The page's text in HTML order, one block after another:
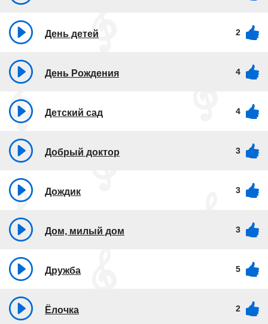
День детей 2
День Рождения 4
Детский сад 4
Добрый доктор 3
Дождик 3
Дом, милый дом 3
Дружба 5
Ёлочка 2